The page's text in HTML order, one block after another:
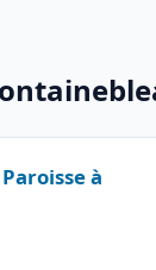
à